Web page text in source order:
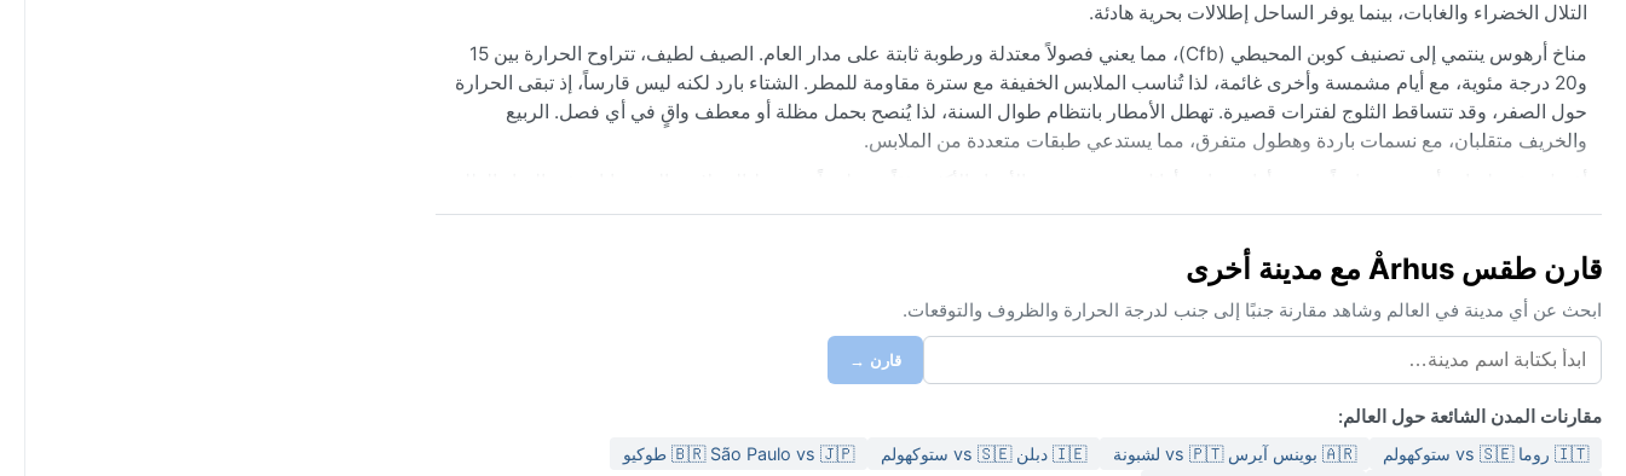
التلال الخضراء والغابات، بينما يوفر الساحل إطلالات بحرية هادئة.
مناخ أرهوس ينتمي إلى تصنيف كوبن المحيطي (Cfb)، مما يعني فصولاً معتدلة ورطوبة ثابتة على مدار العام. الصيف لطيف، تتراوح الحرارة بين 15
و20 درجة مئوية، مع أيام مشمسة وأخرى غائمة، لذا تُناسب الملابس الخفيفة مع سترة مقاومة للمطر. الشتاء بارد لكنه ليس قارساً، إذ تبقى الحرارة
حول الصفر، وقد تتساقط الثلوج لفترات قصيرة. تهطل الأمطار بانتظام طوال السنة، لذا يُنصح بحمل مظلة أو معطف واقٍ في أي فصل. الربيع
والخريف متقلبان، مع نسمات باردة وهطول متفرق، مما يستدعي طبقات متعددة من الملابس.
تشتهر المنطقة بظواهر جوية معتدلة مثل الضباب الكثيف في الخريف، والرياح البحرية المتجددة، لكنها لا تشهد أعاصير أو رياحاً موسمية قوية. الثلوج
مما يضيف سحراً خاصاً لتجربة استكشاف هذه المدينة الدنماركية الساحرة.
قارن طقس Århus مع مدينة أخرى
ابحث عن أي مدينة في العالم وشاهد مقارنة جنبًا إلى جنب لدرجة الحرارة والظروف والتوقعات.
قارن →
مقارنات المدن الشائعة حول العالم:
🇮🇹 روما vs 🇸🇪 ستوكهولم 🇦🇷 بوينس آيرس vs 🇵🇹 لشبونة 🇮🇪 دبلن vs 🇸🇪 ستوكهولم 🇧🇷 São Paulo vs 🇯🇵 طوكيو